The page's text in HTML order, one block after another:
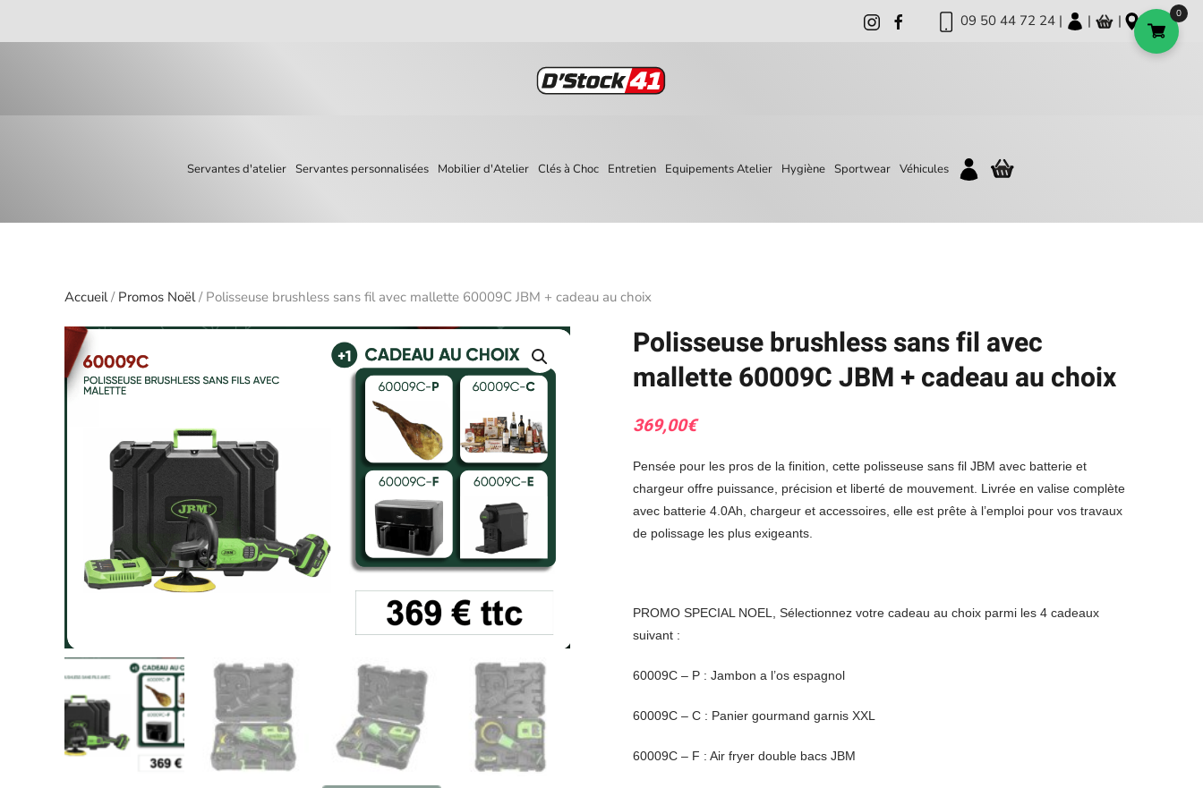
09 50 44 72 24 | | |
Servantes d'atelier Servantes personnalisées Mobilier d'Atelier Clés à Choc Entretien Equipements Atelier Hygiène Sportwear Véhicules
Accueil/ Promos Noël/ Polisseuse brushless sans fil avec mallette 60009C JBM + cadeau au choix
Polisseuse brushless sans fil avec
mallette 60009C JBM + cadeau au choix
369,00€
Pensée pour les pros de la finition, cette polisseuse sans fil JBM avec batterie et
chargeur offre puissance, précision et liberté de mouvement. Livrée en valise complète
avec batterie 4.0Ah, chargeur et accessoires, elle est prête à l’emploi pour vos travaux
de polissage les plus exigeants.
PROMO SPECIAL NOEL, Sélectionnez votre cadeau au choix parmi les 4 cadeaux
suivant :
60009C – P : Jambon a l’os espagnol
60009C – C : Panier gourmand garnis XXL
60009C – F : Air fryer double bacs JBM
0